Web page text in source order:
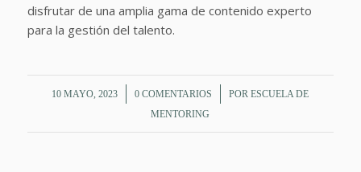
disfrutar de una amplia gama de contenido experto
para la gestión del talento.
10 MAYO, 2023
/ 0 COMENTARIOS
/ PORESCUELA DE
MENTORING